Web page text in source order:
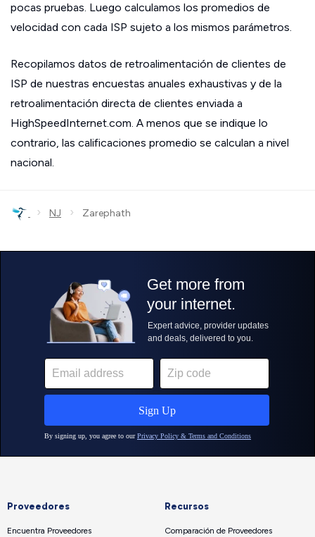
pocas pruebas. Luego calculamos los promedios de
velocidad con cada ISP sujeto a los mismos parámetros.
Recopilamos datos de retroalimentación de clientes de
ISP de nuestras encuestas anuales exhaustivas y de la
retroalimentación directa de clientes enviada a
HighSpeedInternet.com. A menos que se indique lo
contrario, las calificaciones promedio se calculan a nivel
nacional.
› NJ › Zarephath
Proveedores
Encuentra Proveedores
Recursos
Comparación de Proveedores